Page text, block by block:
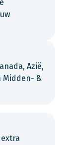
Azië,
Midden- &